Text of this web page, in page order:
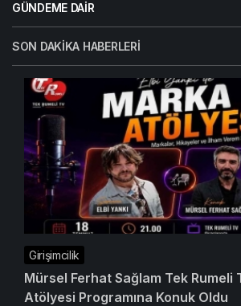
GÜNDEME DAIR
SON DAKIKA HABERLERI
Girişimcilik
Mürsel Ferhat Sağlam Tek Rumeli
Atölyesi Programına Konuk Oldu